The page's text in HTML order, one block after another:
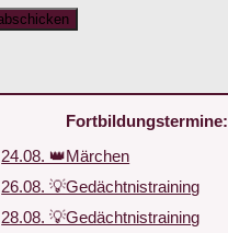
Fortbildungstermine:
24.08. 👑Märchen
26.08. 💡Gedächtnistraining
28.08. 💡Gedächtnistraining